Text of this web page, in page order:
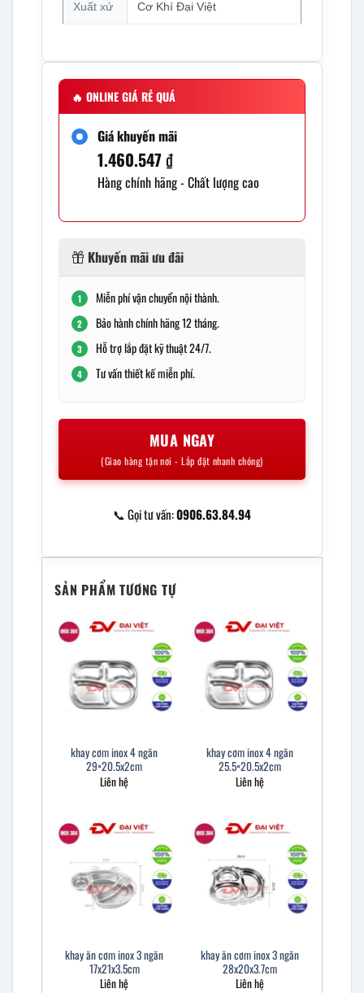
Xuất xứ Cơ Khí Đại Việt
🔥 ONLINE GIÁ RẺ QUÁ
Giá khuyến mãi
1.460.547 ₫
Hàng chính hãng - Chất lượng cao
Khuyến mãi ưu đãi
1 Miễn phí vận chuyển nội thành.
2 Bảo hành chính hãng 12 tháng.
3 Hỗ trợ lắp đặt kỹ thuật 24/7.
4 Tư vấn thiết kế miễn phí.
MUA NGAY
(Giao hàng tận nơi - Lắp đặt nhanh chóng)
📞 Gọi tư vấn:0906.63.84.94
SẢN PHẨM TƯƠNG TỰ
khay cơm inox 4 ngăn
29×20.5x2cm
Liên hệ
khay cơm inox 4 ngăn
25.5×20.5x2cm
Liên hệ
khay ăn cơm inox 3 ngăn
17x21x3.5cm
Liên hệ
khay ăn cơm inox 3 ngăn
28x20x3.7cm
Liên hệ